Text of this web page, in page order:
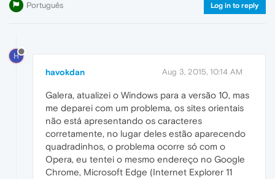
Português Log in to reply
H
havokdan Aug 3, 2015, 10:14 AM
Galera, atualizei o Windows para a versão 10, mas
me deparei com um problema, os sites orientais
não está apresentando os caracteres
corretamente, no lugar deles estão aparecendo
quadradinhos, o problema ocorre só com o
Opera, eu tentei o mesmo endereço no Google
Chrome, Microsoft Edge (Internet Explorer 11